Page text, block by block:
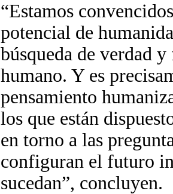
“Estamos
potencial de
búsqueda de verdad
humano. Y es
pensamiento
los que están
en torno a las
configuran el futuro
sucedan”, concluyen.